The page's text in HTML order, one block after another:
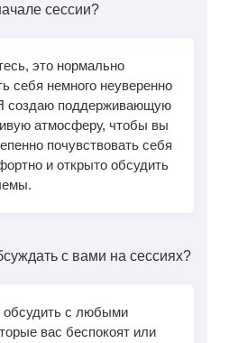
сессии?
это нормально
себя немного неуверенно
создаю поддерживающую
атмосферу, чтобы вы
почувствовать себя
и открыто обсудить
с вами на сессиях?
с любыми
вас беспокоят или